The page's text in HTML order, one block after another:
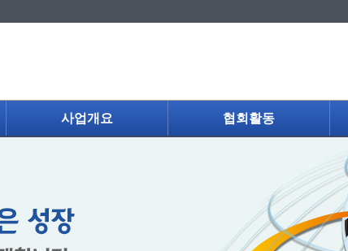
사업개요 협회활동